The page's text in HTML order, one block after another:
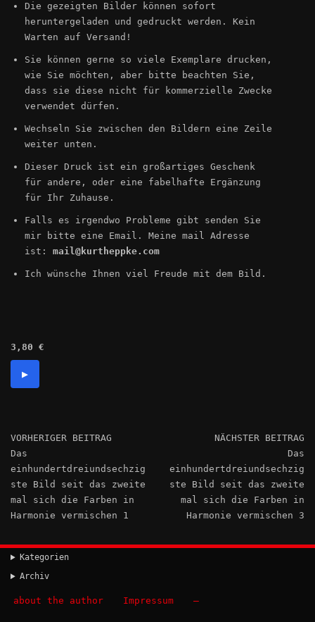
Die gezeigten Bilder können sofort
heruntergeladen und gedruckt werden. Kein
Warten auf Versand!
Sie können gerne so viele Exemplare drucken,
wie Sie möchten, aber bitte beachten Sie,
dass sie diese nicht für kommerzielle Zwecke
verwendet dürfen.
Wechseln Sie zwischen den Bildern eine Zeile
weiter unten.
Dieser Druck ist ein großartiges Geschenk
für andere, oder eine fabelhafte Ergänzung
für Ihr Zuhause.
Falls es irgendwo Probleme gibt senden Sie
mir bitte eine Email. Meine mail Adresse
ist: mail@kurtheppke.com
Ich wünsche Ihnen viel Freude mit dem Bild.
3,80 €
▶
VORHERIGER BEITRAG
Das
einhundertdreiundsechzig
ste Bild seit das zweite
mal sich die Farben in
Harmonie vermischen 1
NÄCHSTER BEITRAG
Das
einhundertdreiundsechzig
ste Bild seit das zweite
mal sich die Farben in
Harmonie vermischen 3
Kategorien
Archiv
about the author Impressum –